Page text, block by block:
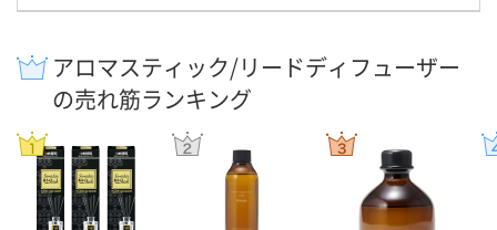
アロマスティック/リードディフューザー
の売れ筋ランキング